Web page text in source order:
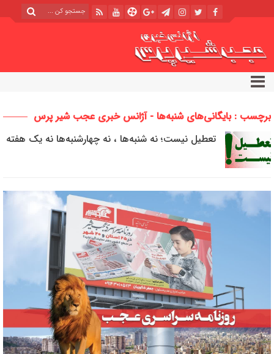
برچسب : بایگانی‌های شنبه‌ها - آژانس خبری عجب شیر پرس
تعطیل نیست؛ نه شنبه‌ها ، نه چهارشنبه‌ها نه یک هفته